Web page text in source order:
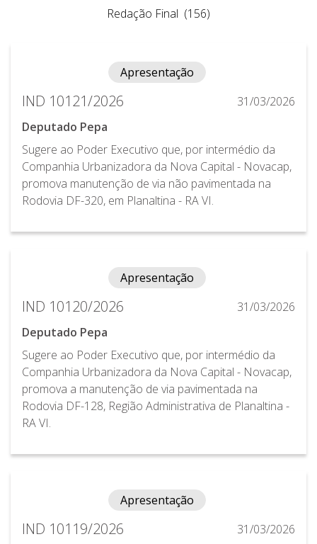
Redação Final (156)
Apresentação
IND 10121/2026
31/03/2026
Deputado Pepa
Sugere ao Poder Executivo que, por intermédio da
Companhia Urbanizadora da Nova Capital - Novacap,
promova manutenção de via não pavimentada na
Rodovia DF-320, em Planaltina - RA VI.
Apresentação
IND 10120/2026
31/03/2026
Deputado Pepa
Sugere ao Poder Executivo que, por intermédio da
Companhia Urbanizadora da Nova Capital - Novacap,
promova a manutenção de via pavimentada na
Rodovia DF-128, Região Administrativa de Planaltina -
RA VI.
Apresentação
IND 10119/2026
31/03/2026